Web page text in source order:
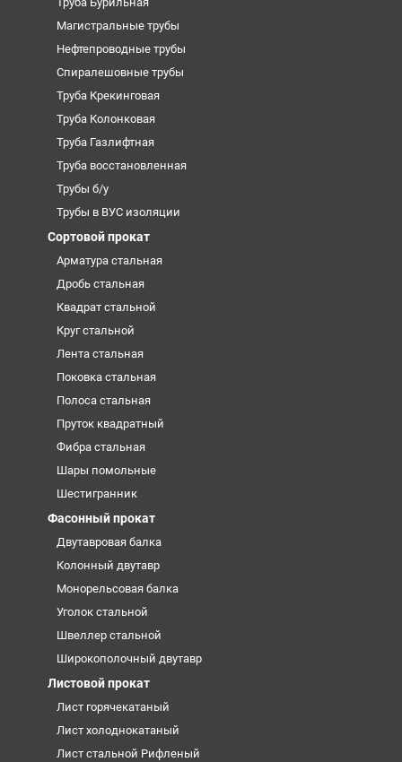
Магистральные трубы
Нефтепроводные трубы
Спиралешовные трубы
Труба Крекинговая
Труба Колонковая
Труба Газлифтная
Труба восстановленная
Трубы б/у
Трубы в ВУС изоляции
Сортовой прокат
Арматура стальная
Дробь стальная
Квадрат стальной
Круг стальной
Лента стальная
Поковка стальная
Полоса стальная
Пруток квадратный
Фибра стальная
Шары помольные
Шестигранник
Фасонный прокат
Двутавровая балка
Колонный двутавр
Монорельсовая балка
Уголок стальной
Швеллер стальной
Широкополочный двутавр
Листовой прокат
Лист горячекатаный
Лист холоднокатаный
Лист стальной Рифленый